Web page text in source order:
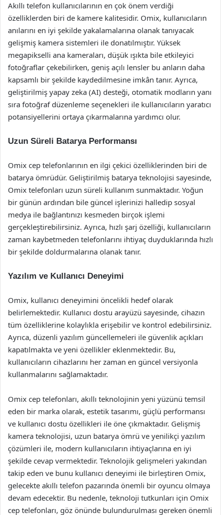
Akıllı telefon kullanıcılarının en çok önem verdiği
özelliklerden biri de kamere kalitesidir. Omix, kullanıcıların
anılarını en iyi şekilde yakalamalarına olanak tanıyacak
gelişmiş kamera sistemleri ile donatılmıştır. Yüksek
megapikselli ana kameraları, düşük ışıkta bile etkileyici
fotoğraflar çekebilirken, geniş açılı lensler bu anların daha
kapsamlı bir şekilde kaydedilmesine imkân tanır. Ayrıca,
geliştirilmiş yapay zeka (AI) desteği, otomatik modların yanı
sıra fotoğraf düzenleme seçenekleri ile kullanıcıların yaratıcı
potansiyellerini ortaya çıkarmalarına yardımcı olur.
Uzun Süreli Batarya Performansı
Omix cep telefonlarının en ilgi çekici özelliklerinden biri de
batarya ömrüdür. Geliştirilmiş batarya teknolojisi sayesinde,
Omix telefonları uzun süreli kullanım sunmaktadır. Yoğun
bir günün ardından bile güncel işlerinizi halledip sosyal
medya ile bağlantınızı kesmeden birçok işlemi
gerçekleştirebilirsiniz. Ayrıca, hızlı şarj özelliği, kullanıcıların
zaman kaybetmeden telefonlarını ihtiyaç duyduklarında hızlı
bir şekilde doldurmalarına olanak tanır.
Yazılım ve Kullanıcı Deneyimi
Omix, kullanıcı deneyimini öncelikli hedef olarak
belirlemektedir. Kullanıcı dostu arayüzü sayesinde, cihazın
tüm özelliklerine kolaylıkla erişebilir ve kontrol edebilirsiniz.
Ayrıca, düzenli yazılım güncellemeleri ile güvenlik açıkları
kapatılmakta ve yeni özellikler eklenmektedir. Bu,
kullanıcıların cihazlarını her zaman en güncel versiyonla
kullanmalarını sağlamaktadır.
Omix cep telefonları, akıllı teknolojinin yeni yüzünü temsil
eden bir marka olarak, estetik tasarımı, güçlü performansı
ve kullanıcı dostu özellikleri ile öne çıkmaktadır. Gelişmiş
kamera teknolojisi, uzun batarya ömrü ve yenilikçi yazılım
çözümleri ile, modern kullanıcıların ihtiyaçlarına en iyi
şekilde cevap vermektedir. Teknolojik gelişmeleri yakından
takip eden ve bunu kullanıcı deneyimi ile birleştiren Omix,
gelecekte akıllı telefon pazarında önemli bir oyuncu olmaya
devam edecektir. Bu nedenle, teknoloji tutkunları için Omix
cep telefonları, göz önünde bulundurulması gereken önemli